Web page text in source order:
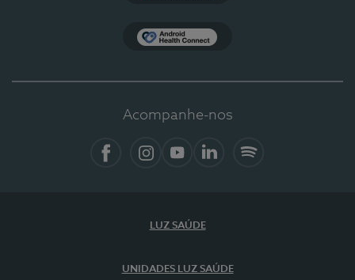
Acompanhe-nos
LUZ SAÚDE
UNIDADES LUZ SAÚDE